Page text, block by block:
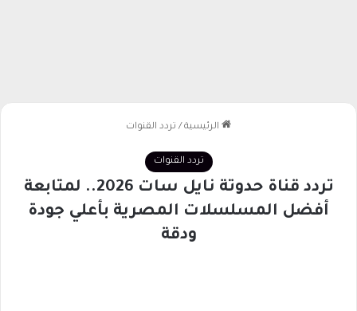
الرئيسية / تردد القنوات
تردد القنوات
تردد قناة حدوتة نايل سات 2026.. لمتابعة
أفضل المسلسلات المصرية بأعلي جودة
ودقة